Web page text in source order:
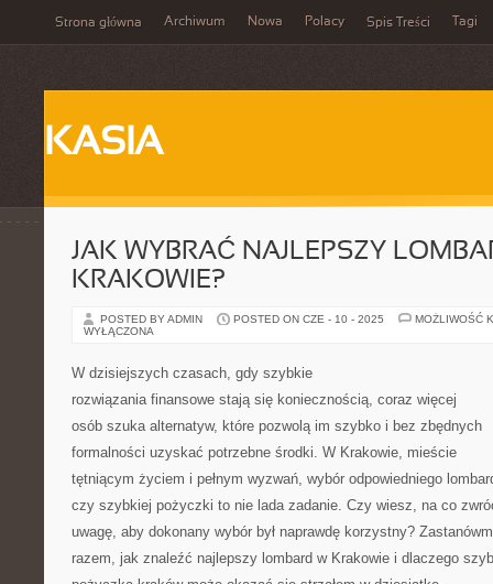
Strona główna Archiwum Nowa Polacy Spis Treści Tagi
KASIA
JAK WYBRAĆ NAJLEPSZY
KRAKOWIE?
POSTED BY ADMIN POSTED ON CZE - 10 - 2025
MOŻLIWOŚĆ
WYŁĄCZONA
W dzisiejszych czasach, gdy szybkie
rozwiązania finansowe stają się koniecznością, coraz więcej
osób szuka alternatyw, które pozwolą im szybko i bez zbędnych
formalności uzyskać potrzebne środki. W Krakowie, mieście
tętniącym życiem i pełnym wyzwań, wybór odpowiedniego
czy szybkiej pożyczki to nie lada zadanie. Czy wiesz, na co
uwagę, aby dokonany wybór był naprawdę korzystny?
razem, jak znaleźć najlepszy lombard w Krakowie i dlaczego